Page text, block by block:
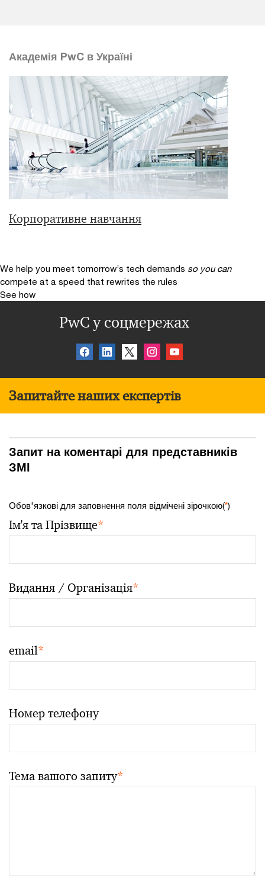
Академія PwC в Україні
Корпоративне навчання
We help you meet tomorrow’s tech demands so you can
compete at a speed that rewrites the rules
See how
PwC у соцмережах
Запитайте наших експертів
Запит на коментарі для представників
ЗМІ
Обов'язкові для заповнення поля відмічені зірочкою(*)
Ім'я та Прізвище*
Видання / Організація*
email*
Номер телефону
Тема вашого запиту*